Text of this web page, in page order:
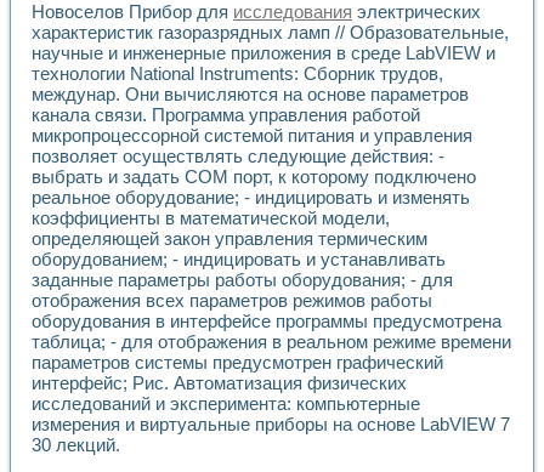
Новоселов Прибор для исследования электрических
характеристик газоразрядных ламп // Образовательные,
научные и инженерные приложения в среде LabVIEW и
технологии National Instruments: Сборник трудов,
междунар. Они вычисляются на основе параметров
канала связи. Программа управления работой
микропроцессорной системой питания и управления
позволяет осуществлять следующие действия: -
выбрать и задать СОМ порт, к которому подключено
реальное оборудование; - индицировать и изменять
коэффициенты в математической модели,
определяющей закон управления термическим
оборудованием; - индицировать и устанавливать
заданные параметры работы оборудования; - для
отображения всех параметров режимов работы
оборудования в интерфейсе программы предусмотрена
таблица; - для отображения в реальном режиме времени
параметров системы предусмотрен графический
интерфейс; Рис. Автоматизация физических
исследований и эксперимента: компьютерные
измерения и виртуальные приборы на основе LabVIEW 7
30 лекций.